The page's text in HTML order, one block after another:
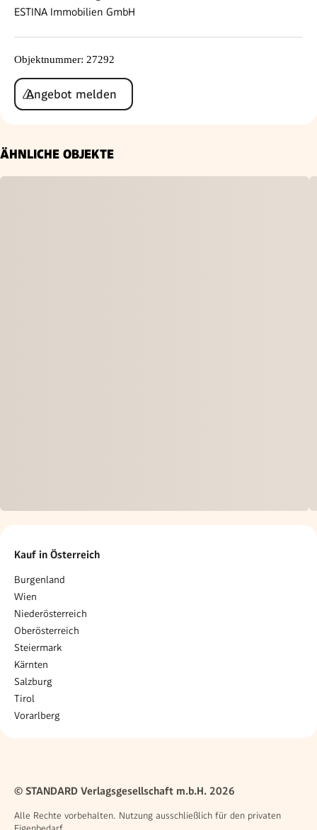
ESTINA Immobilien GmbH
Objektnummer: 27292
Angebot melden
ÄHNLICHE OBJEKTE
Kauf in Österreich
Burgenland
Wien
Niederösterreich
Oberösterreich
Steiermark
Kärnten
Salzburg
Tirol
Vorarlberg
© STANDARD Verlagsgesellschaft m.b.H. 2026
Alle Rechte vorbehalten. Nutzung ausschließlich für den privaten